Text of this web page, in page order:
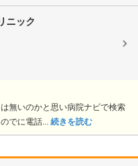
ニック
無いのかと思い病院ナビで検索
でに電話... 続きを読む